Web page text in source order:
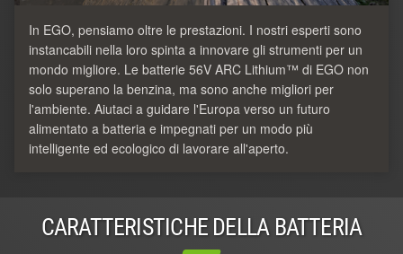
In EGO, pensiamo oltre le prestazioni. I nostri esperti sono
instancabili nella loro spinta a innovare gli strumenti per un
mondo migliore. Le batterie 56V ARC Lithium™ di EGO non
solo superano la benzina, ma sono anche migliori per
l'ambiente. Aiutaci a guidare l'Europa verso un futuro
alimentato a batteria e impegnati per un modo più
intelligente ed ecologico di lavorare all'aperto.
CARATTERISTICHE DELLA BATTERIA